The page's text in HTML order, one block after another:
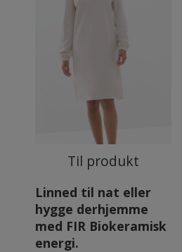
Til produkt
Linned til nat eller
hygge derhjemme
med FIR Biokeramisk
energi.